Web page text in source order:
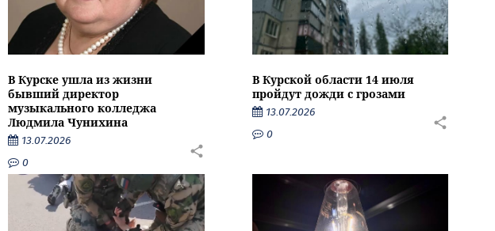
В Курске ушла из жизни
бывший директор
музыкального колледжа
Людмила Чунихина
13.07.2026
0
В Курской области 14 июля
пройдут дожди с грозами
13.07.2026
0